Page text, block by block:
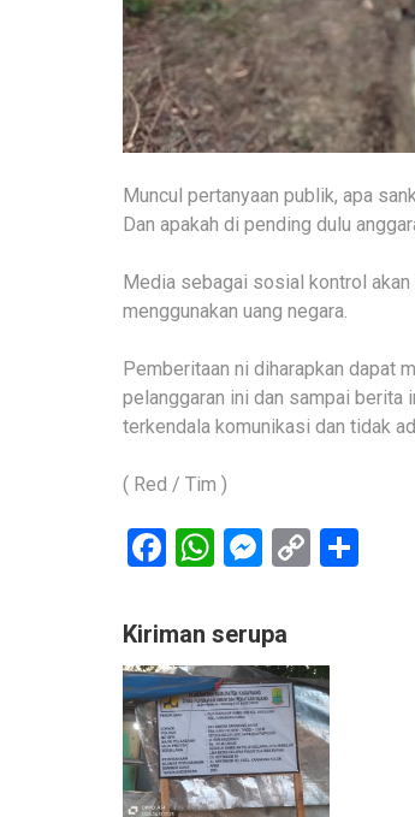
Muncul pertanyaan publik, apa
Dan apakah di pending dulu
Media sebagai sosial kontrol
menggunakan uang negara.
Pemberitaan ni diharapkan dapat
pelanggaran ini dan sampai berita
terkendala komunikasi dan tidak
( Red / Tim )
Facebook
WhatsApp
Copy
Kiriman serupa